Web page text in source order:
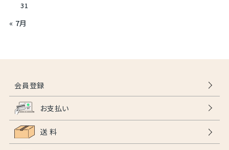
31
« 7月
会員登録
お支払い
送 料